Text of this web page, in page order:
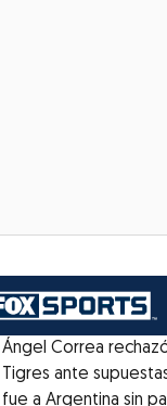
Ángel Correa
Tigres ante
fue a Argentina sin